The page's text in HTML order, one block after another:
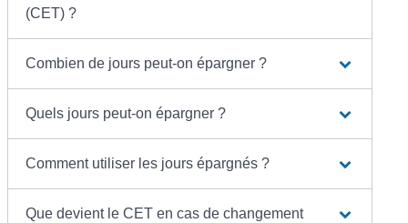
(CET) ?
Combien de jours peut-on épargner ?
Quels jours peut-on épargner ?
Comment utiliser les jours épargnés ?
Que devient le CET en cas de changement